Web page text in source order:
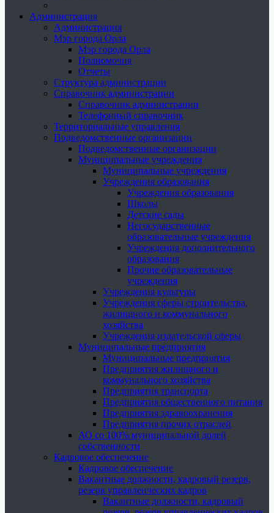
Администрация
Администрация
Мэр города Орла
Мэр города Орла
Полномочия
Отчеты
Структура администрации
Справочник администрации
Справочник администрации
Телефонный справочник
Территориальные управления
Подведомственные организации
Подведомственные организации
Муниципальные учреждения
Муниципальные учреждения
Учреждения образования
Учреждения образования
Школы
Детские сады
Негосударственные
образовательные учреждения
Учреждения дополнительного
образования
Прочие образовательные
учреждения
Учреждения культуры
Учреждения сферы строительства,
жилищного и коммунального
хозяйства
Учреждения издательской сферы
Муниципальные предприятия
Муниципальные предприятия
Предприятия жилищного и
коммунального хозяйства
Предприятия транспорта
Предприятия общественного питания
Предприятия здравоохранения
Предприятия прочих отраслей
АО со 100% муниципальной долей
собственности
Кадровое обеспечение
Кадровое обеспечение
Вакантные должности, кадровый резерв,
резерв управленческих кадров
Вакантные должности, кадровый